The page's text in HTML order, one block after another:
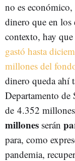
no es
dinero que en
contexto, hay
gastó hasta
millones del
dinero queda ahí
Departamento de
de 4.352
millones serán
para, como
pandemia,